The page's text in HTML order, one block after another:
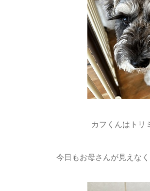
カフくんはトリ
今日もお母さんが見えな